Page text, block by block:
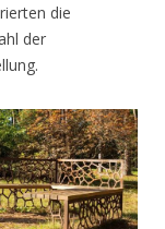
die
der